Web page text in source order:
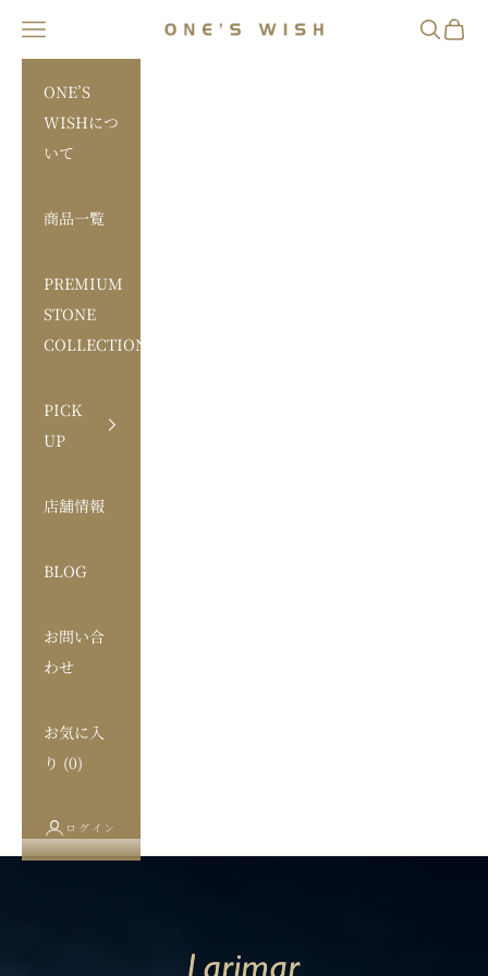
ONE'S WISH Web Store
メニューを開く 検索を開
カー
ONE’S
WISHにつ
いて
商品一覧
PREMIUM
STONE
COLLECTION
PICK
UP
店舗情報
BLOG
お問い合
わせ
お気に入
り (0)
ログイン